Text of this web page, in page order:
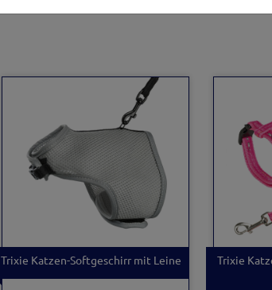
Trixie Katzen-Softgeschirr mit Leine
Trixie